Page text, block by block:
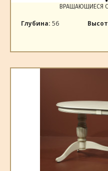
ВРАЩАЮЩИЕСЯ
Глубина: 56